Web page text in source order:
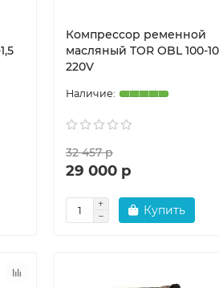
Компрессор ременной
масляный TOR OBL 100-
220V
32 457 р
29 000 р
Купить